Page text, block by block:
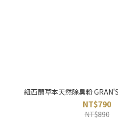
紐西蘭草本天然除臭粉
NT$790
NT$890